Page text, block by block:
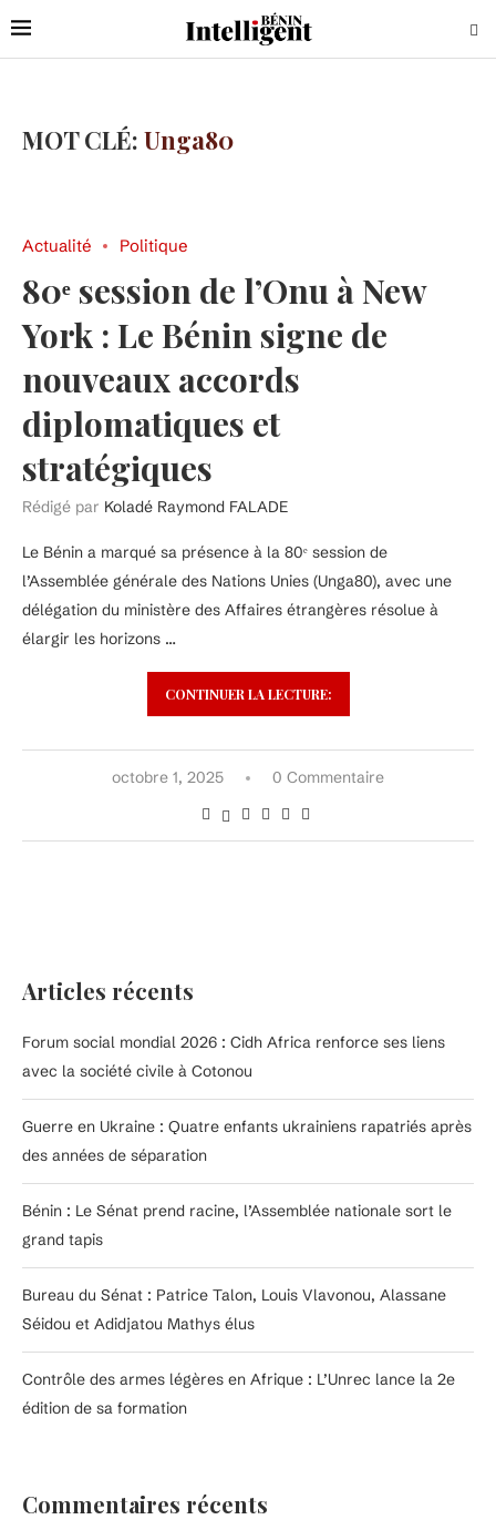
MOT CLÉ: Unga80
Actualité Politique
80ᵉ session de l’Onu à New
York : Le Bénin signe de
nouveaux accords
diplomatiques et
stratégiques
Rédigé par Koladé Raymond FALADE
Le Bénin a marqué sa présence à la 80ᵉ session de
l’Assemblée générale des Nations Unies (Unga80), avec une
délégation du ministère des Affaires étrangères résolue à
élargir les horizons …
CONTINUER LA LECTURE:
octobre 1, 2025 0 Commentaire
Articles récents
Forum social mondial 2026 : Cidh Africa renforce ses liens
avec la société civile à Cotonou
Guerre en Ukraine : Quatre enfants ukrainiens rapatriés après
des années de séparation
Bénin : Le Sénat prend racine, l’Assemblée nationale sort le
grand tapis
Bureau du Sénat : Patrice Talon, Louis Vlavonou, Alassane
Séidou et Adidjatou Mathys élus
Contrôle des armes légères en Afrique : L’Unrec lance la 2e
édition de sa formation
Commentaires récents